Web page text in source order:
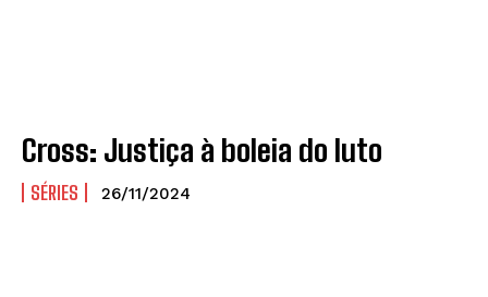
Cross: Justiça à boleia do luto
SÉRIES 26/11/2024